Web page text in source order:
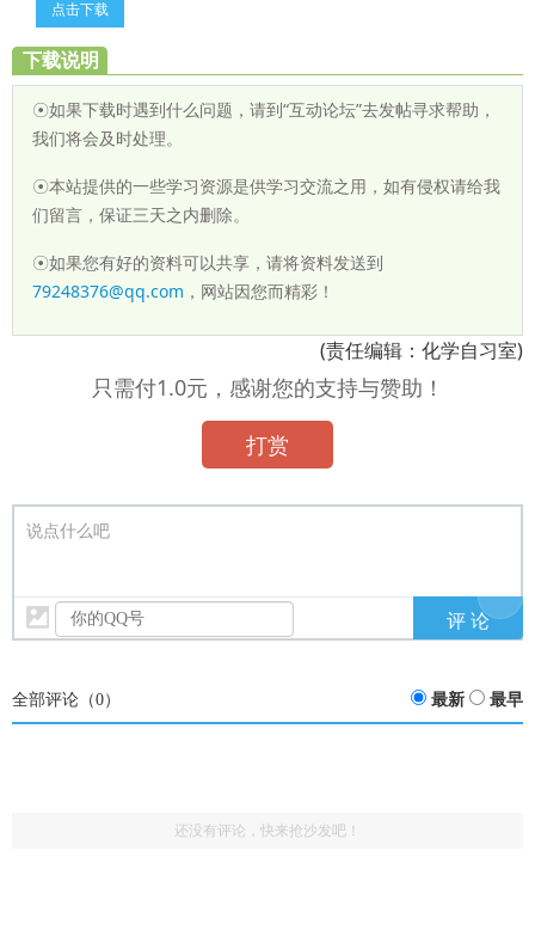
点击下载
下载说明
☉如果下载时遇到什么问题，请到“互动论坛”去发帖寻求帮助，
我们将会及时处理。
☉本站提供的一些学习资源是供学习交流之用，如有侵权请给我
们留言，保证三天之内删除。
☉如果您有好的资料可以共享，请将资料发送到
79248376@qq.com ，网站因您而精彩！
(责任编辑：化学自习室)
只需付1.0元，感谢您的支持与赞助！
打赏
说点什么吧
全部评论（0） 最新 最早
还没有评论，快来抢沙发吧！